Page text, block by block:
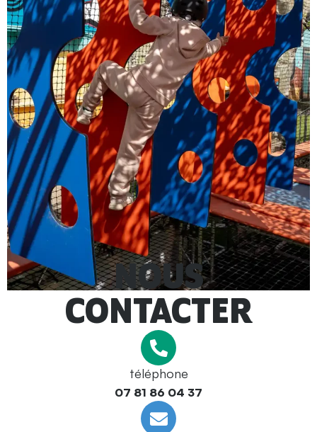
NOUS
CONTACTER
téléphone
07 81 86 04 37